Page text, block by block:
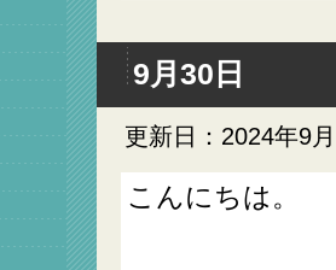
9月30日
更新日：2024年9
こんにちは。